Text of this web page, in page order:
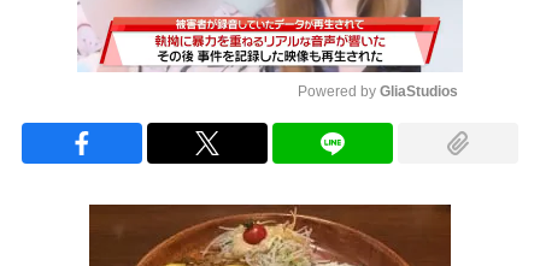
Powered by GliaStudios